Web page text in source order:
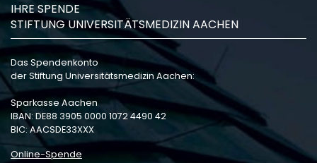
IHRE SPENDE
STIFTUNG UNIVERSITÄTSMEDIZIN AACHEN
Das Spendenkonto
der Stiftung Universitätsmedizin Aachen:
Sparkasse Aachen
IBAN: DE88 3905 0000 1072 4490 42
BIC: AACSDE33XXX
Online-Spende